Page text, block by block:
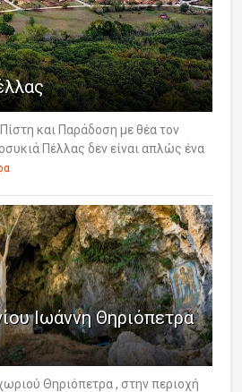
και Παράδοση με θέα τον
Πέλλας δεν είναι απλώς ένα
Ιωάννη Θηριόπετρα
Θηριόπετρα , στην περιοχή